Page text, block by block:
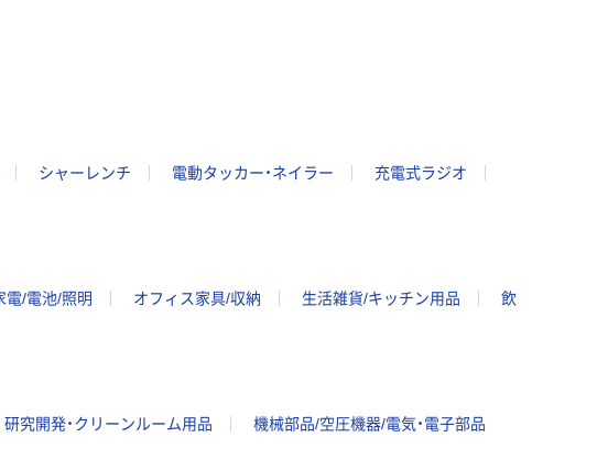
シャーレンチ 電動タッカー・ネイラー
充電式ラジオ
電/電池/照明 オフィス家具/収納 生活雑貨/キッチン用品
飲
研究開発・クリーンルーム用品
機械部品/空圧機器/電気・電子部品